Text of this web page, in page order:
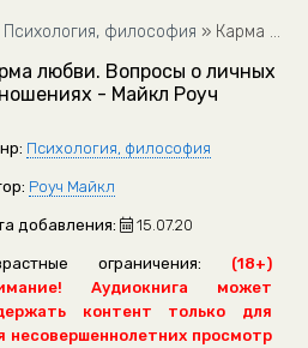
Психология, философия » Карма любви. Вопросы о личных отношениях - Майкл Роуч
любви. Вопросы о личных
- Майкл Роуч
Психология, философия
Роуч Майкл
добавления: 15.07.20
ограничения:
(18+)
Аудиокнига может
контент только для
несовершеннолетних просмотр